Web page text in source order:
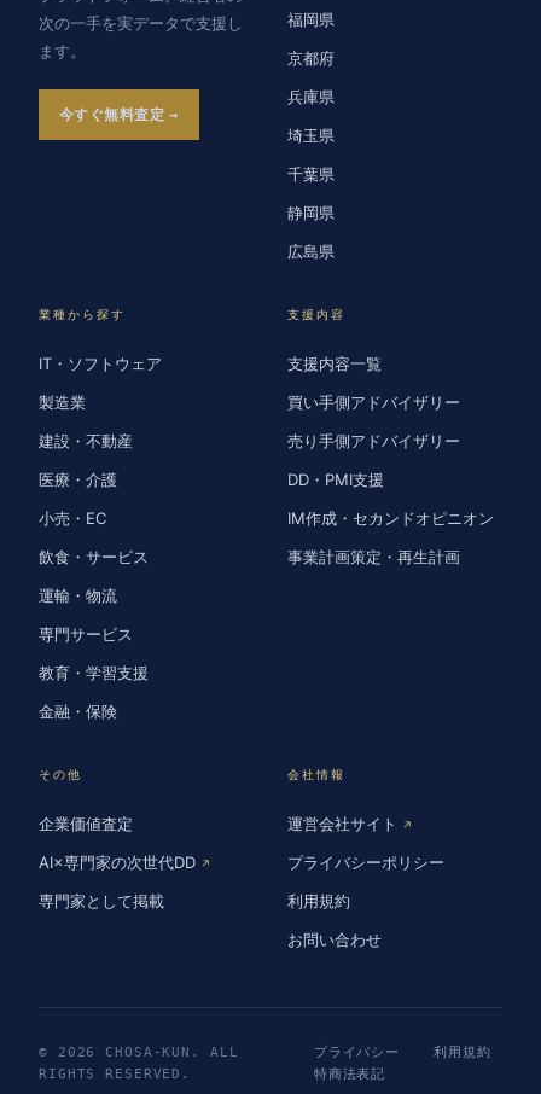
次の一手を実データで支援し
ます。
今すぐ無料査定
福岡県
京都府
兵庫県
埼玉県
千葉県
静岡県
広島県
業種から探す
IT・ソフトウェア
製造業
建設・不動産
医療・介護
小売・EC
飲食・サービス
運輸・物流
専門サービス
教育・学習支援
金融・保険
支援内容
支援内容一覧
買い手側アドバイザリー
売り手側アドバイザリー
DD・PMI支援
IM作成・セカンドオピニオン
事業計画策定・再生計画
その他
企業価値査定
AI×専門家の次世代DD ↗
専門家として掲載
会社情報
運営会社サイト ↗
プライバシーポリシー
利用規約
お問い合わせ
© 2026 CHOSA-KUN. ALL
RIGHTS RESERVED.
プライバシー
利用規約
特商法表記